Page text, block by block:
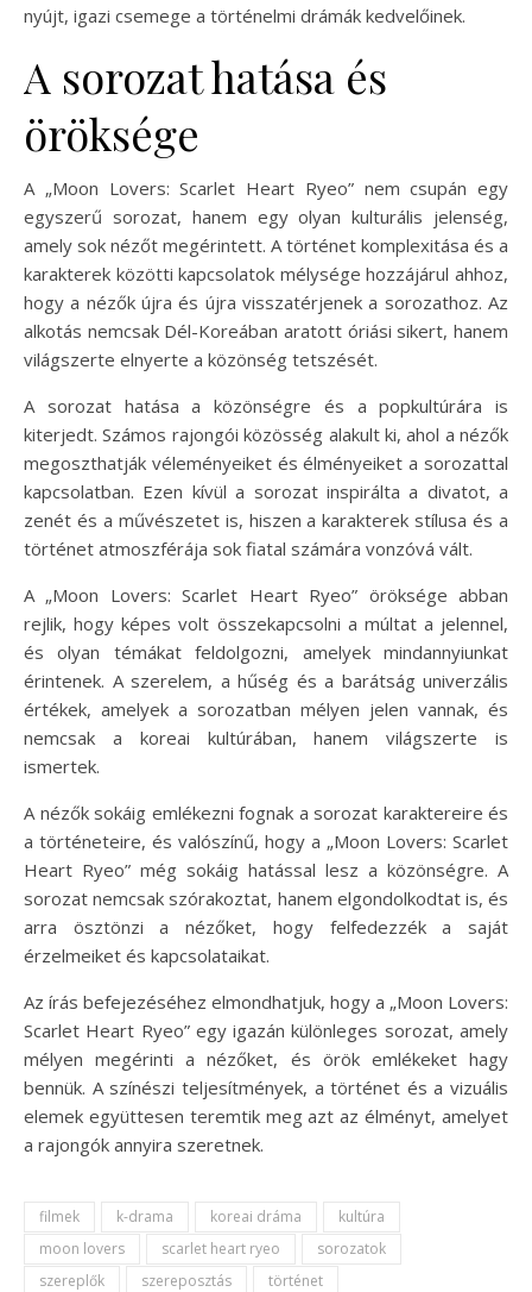
nyújt, igazi csemege a történelmi drámák kedvelőinek.
A sorozat hatása és
öröksége
A „Moon Lovers: Scarlet Heart Ryeo” nem csupán egy
egyszerű sorozat, hanem egy olyan kulturális jelenség,
amely sok nézőt megérintett. A történet komplexitása és a
karakterek közötti kapcsolatok mélysége hozzájárul ahhoz,
hogy a nézők újra és újra visszatérjenek a sorozathoz. Az
alkotás nemcsak Dél-Koreában aratott óriási sikert, hanem
világszerte elnyerte a közönség tetszését.
A sorozat hatása a közönségre és a popkultúrára is
kiterjedt. Számos rajongói közösség alakult ki, ahol a nézők
megoszthatják véleményeiket és élményeiket a sorozattal
kapcsolatban. Ezen kívül a sorozat inspirálta a divatot, a
zenét és a művészetet is, hiszen a karakterek stílusa és a
történet atmoszférája sok fiatal számára vonzóvá vált.
A „Moon Lovers: Scarlet Heart Ryeo” öröksége abban
rejlik, hogy képes volt összekapcsolni a múltat a jelennel,
és olyan témákat feldolgozni, amelyek mindannyiunkat
érintenek. A szerelem, a hűség és a barátság univerzális
értékek, amelyek a sorozatban mélyen jelen vannak, és
nemcsak a koreai kultúrában, hanem világszerte is
ismertek.
A nézők sokáig emlékezni fognak a sorozat karaktereire és
a történeteire, és valószínű, hogy a „Moon Lovers: Scarlet
Heart Ryeo” még sokáig hatással lesz a közönségre. A
sorozat nemcsak szórakoztat, hanem elgondolkodtat is, és
arra ösztönzi a nézőket, hogy felfedezzék a saját
érzelmeiket és kapcsolataikat.
Az írás befejezéséhez elmondhatjuk, hogy a „Moon Lovers:
Scarlet Heart Ryeo” egy igazán különleges sorozat, amely
mélyen megérinti a nézőket, és örök emlékeket hagy
bennük. A színészi teljesítmények, a történet és a vizuális
elemek együttesen teremtik meg azt az élményt, amelyet
a rajongók annyira szeretnek.
filmek k-drama koreai dráma
kultúra
moon lovers
scarlet heart ryeo
sorozatok
szereplők
szereposztás történet